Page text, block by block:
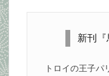
新刊『
トロイの王子